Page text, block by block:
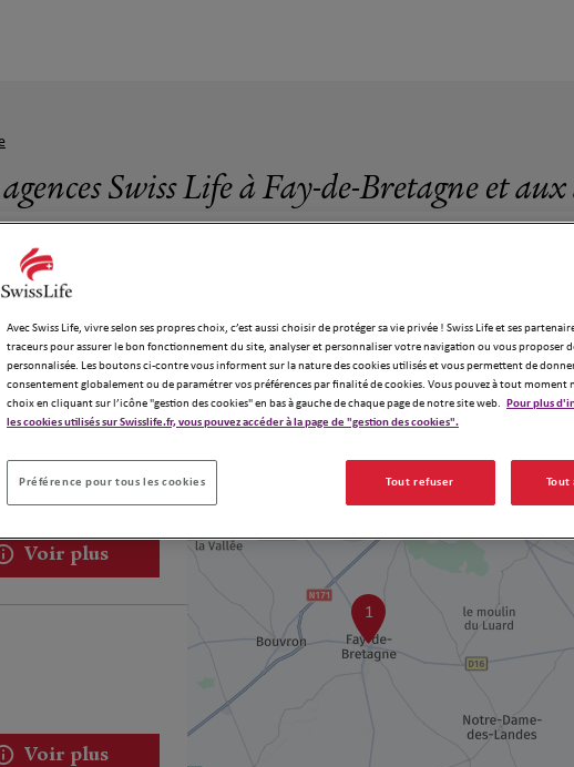
agences Swiss Life à Fay-de-Bretagne et
4 agences Swiss Life à Fay-de-Bretagne
Voir plus
Voir plus
1
Avec Swiss Life, vivre selon ses propres choix, c’est aussi choisir de protéger sa vie privée ! Swiss Life et ses
traceurs pour assurer le bon fonctionnement du site, analyser et personnaliser votre navigation ou vous proposer
personnalisée. Les boutons ci-contre vous informent sur la nature des cookies utilisés et vous permettent de
consentement globalement ou de paramétrer vos préférences par finalité de cookies. Vous pouvez à tout moment
choix en cliquant sur l’icône "gestion des cookies" en bas à gauche de chaque page de notre site web. Pour plus
les cookies utilisés sur Swisslife.fr, vous pouvez accéder à la page de "gestion des cookies".
Préférence pour tous les cookies Tout refuser